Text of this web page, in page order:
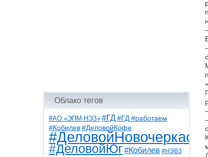
Облако тегов
#АО «ЭПМ-НЭЗ» #ГД #ГД #работаем
#Кобилев #ДеловойКофе
#ДеловойНовочеркасск
#ДеловойЮг#Кобилев #НЭВЗ